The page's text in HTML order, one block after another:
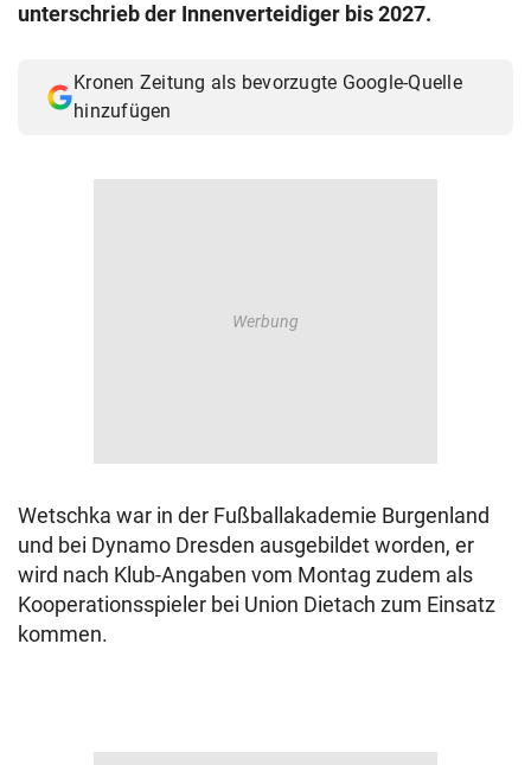
unterschrieb der Innenverteidiger bis 2027.
Kronen Zeitung als bevorzugte Google-Quelle
hinzufügen
Wetschka war in der Fußballakademie Burgenland
und bei Dynamo Dresden ausgebildet worden, er
wird nach Klub-Angaben vom Montag zudem als
Kooperationsspieler bei Union Dietach zum Einsatz
kommen.